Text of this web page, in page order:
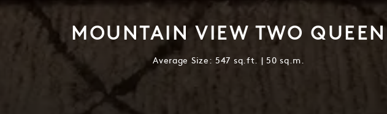
MOUNTAIN VIEW TWO QUEEN
Average Size: 547 sq.ft. | 50 sq.m.